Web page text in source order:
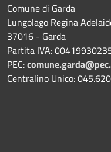
Comune di Garda
Lungolago Regina
37016 - Garda
Partita IVA:
PEC:
Centralino Unico: